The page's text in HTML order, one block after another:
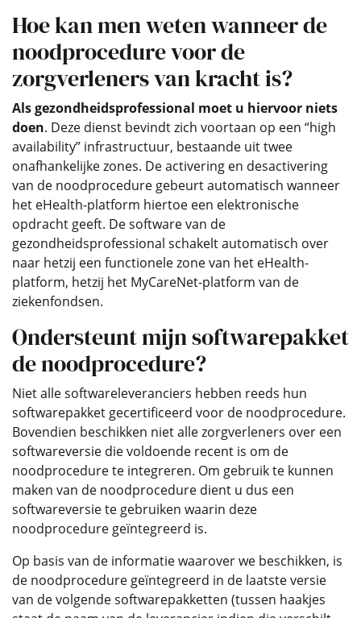
Hoe kan men weten wanneer de
noodprocedure voor de
zorgverleners van kracht is?
Als gezondheidsprofessional moet u hiervoor niets
doen. Deze dienst bevindt zich voortaan op een “high
availability” infrastructuur, bestaande uit twee
onafhankelijke zones. De activering en desactivering
van de noodprocedure gebeurt automatisch wanneer
het eHealth-platform hiertoe een elektronische
opdracht geeft. De software van de
gezondheidsprofessional schakelt automatisch over
naar hetzij een functionele zone van het eHealth-
platform, hetzij het MyCareNet-platform van de
ziekenfondsen.
Ondersteunt mijn softwarepakket
de noodprocedure?
Niet alle softwareleveranciers hebben reeds hun
softwarepakket gecertificeerd voor de noodprocedure.
Bovendien beschikken niet alle zorgverleners over een
softwareversie die voldoende recent is om de
noodprocedure te integreren. Om gebruik te kunnen
maken van de noodprocedure dient u dus een
softwareversie te gebruiken waarin deze
noodprocedure geïntegreerd is.
Op basis van de informatie waarover we beschikken, is
de noodprocedure geïntegreerd in de laatste versie
van de volgende softwarepakketten (tussen haakjes